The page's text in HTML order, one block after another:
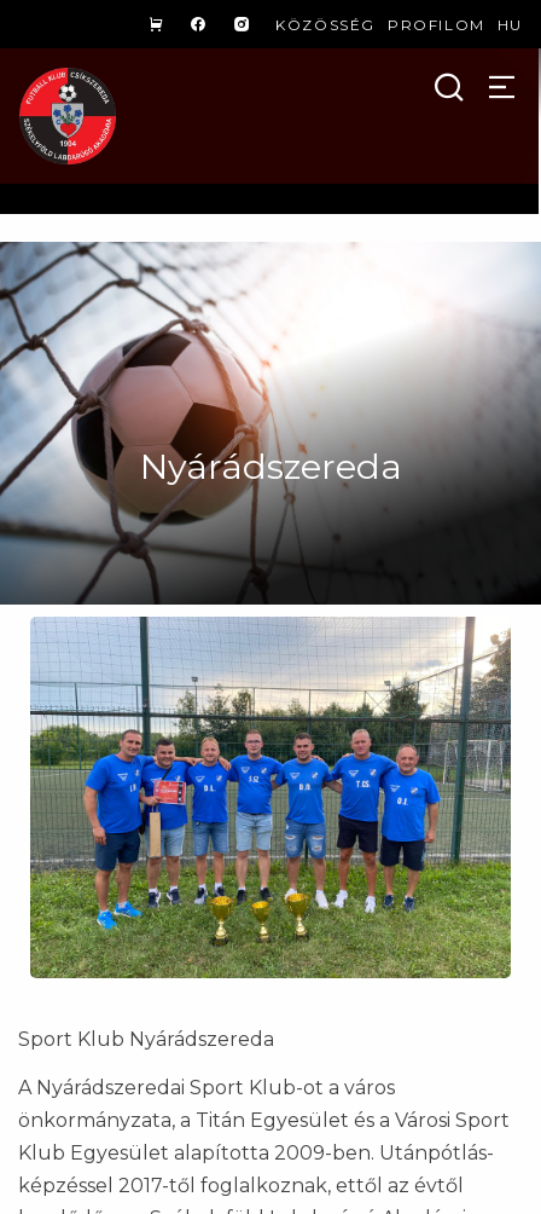
KÖZÖSSÉG PROFILOM HU
Nyárádszereda
Sport Klub Nyárádszereda
A Nyárádszeredai Sport Klub-ot a város
önkormányzata, a Titán Egyesület és a Városi Sport
Klub Egyesület alapította 2009-ben. Utánpótlás-
képzéssel 2017-től foglalkoznak, ettől az évtől